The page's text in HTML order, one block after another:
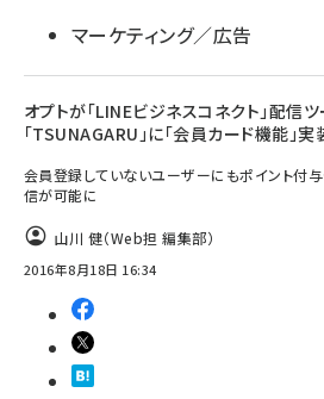
マーケティング／広告
オプトが「LINEビジネスコネクト」配信
「TSUNAGARU」に「会員カード機能」実
会員登録していないユーザーにもポイント付
信が可能に
山川 健（Web担 編集部）
2016年8月18日 16:34